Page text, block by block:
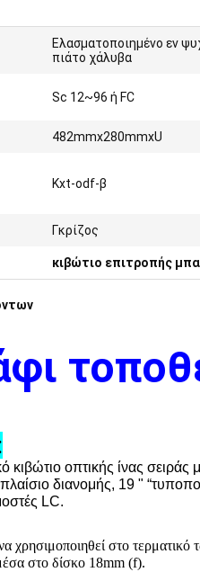
Ελασματοποιημένο εν
πιάτο χάλυβα
Sc 12~96 ή FC
482mmx280mmxU
Kxt-odf-β
Γκρίζος
κιβώτιο επιτροπής
κιβώτιο οπτικής ίνας
διανομής, 19 "
LC.
χρησιμοποιηθεί στο
στο δίσκο 18mm (f).